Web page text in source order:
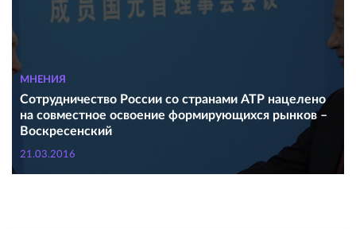
МНЕНИЯ
Сотрудничество России со странами АТР нацелено
на совместное освоение формирующихся рынков –
Воскресенский
21.03.2016